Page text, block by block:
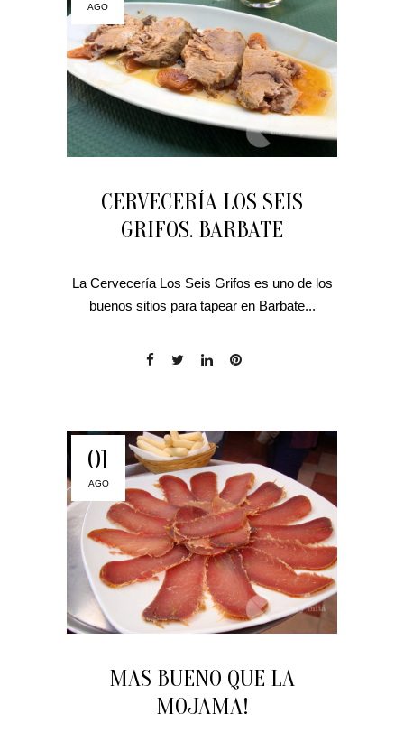
AGO
CERVECERÍA LOS SEIS
GRIFOS. BARBATE
La Cervecería Los Seis Grifos es uno de los
buenos sitios para tapear en Barbate...
01
AGO
MAS BUENO QUE LA
MOJAMA!